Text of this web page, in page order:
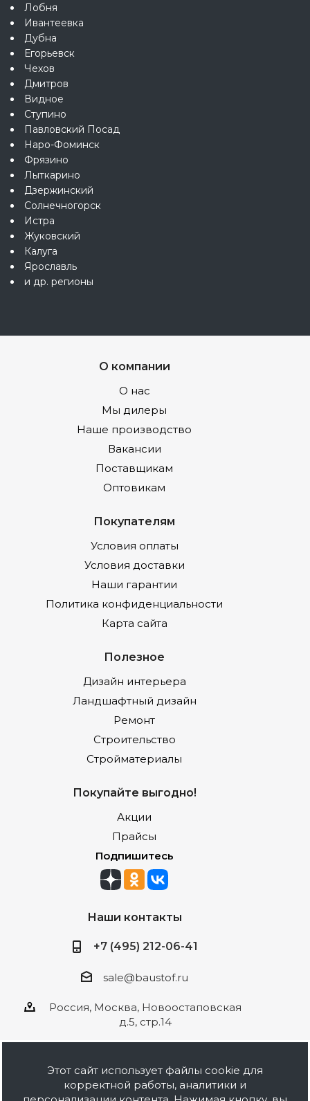
Лобня
Ивантеевка
Дубна
Егорьевск
Чехов
Дмитров
Видное
Ступино
Павловский Посад
Наро-Фоминск
Фрязино
Лыткарино
Дзержинский
Солнечногорск
Истра
Жуковский
Калуга
Ярославль
и др. регионы
О компании
О нас
Мы дилеры
Наше производство
Вакансии
Поставщикам
Оптовикам
Покупателям
Условия оплаты
Условия доставки
Наши гарантии
Политика конфиденциальности
Карта сайта
Полезное
Дизайн интерьера
Ландшафтный дизайн
Ремонт
Строительство
Стройматериалы
Покупайте выгодно!
Акции
Прайсы
Подпишитесь
Наши контакты
+7 (495) 212-06-41
sale@baustof.ru
Россия, Москва, Новоостаповская
д.5, стр.14
2026 © ООО Баустов. Собственное
Этот сайт использует файлы cookie для
корректной работы, аналитики и